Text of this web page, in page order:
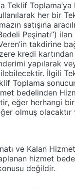
Teklif
her bir
satışına
Peşinatı”)
takdirine
kredi
yapılarak
İlgili
Toplama
bedelinden
eğer herhangi
olmuş
ve Kalan
hizmet
değildir.